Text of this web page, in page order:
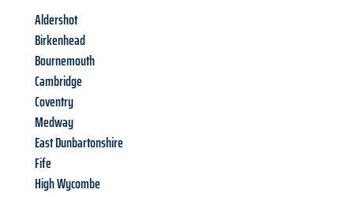
Aldershot
Birkenhead
Bournemouth
Cambridge
Coventry
Medway
East Dunbartonshire
Fife
High Wycombe